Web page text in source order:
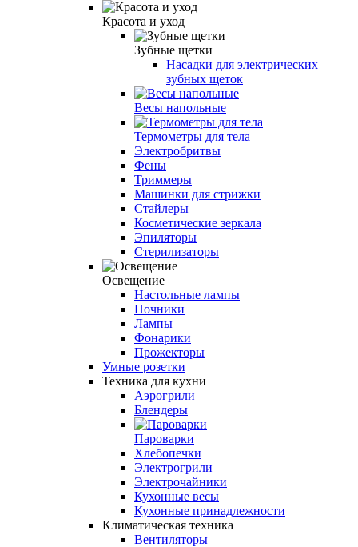
Красота и уход
Зубные щетки
Насадки для электрических
зубных щеток
Весы напольные
Термометры для тела
Электробритвы
Фены
Триммеры
Машинки для стрижки
Стайлеры
Косметические зеркала
Эпиляторы
Стерилизаторы
Освещение
Настольные лампы
Ночники
Лампы
Фонарики
Прожекторы
Умные розетки
Техника для кухни
Аэрогрили
Блендеры
Пароварки
Хлебопечки
Электрогрили
Электрочайники
Кухонные весы
Кухонные принадлежности
Климатическая техника
Вентиляторы